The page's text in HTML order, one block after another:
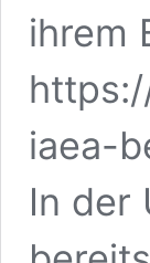
ihrem
iaea-
In der